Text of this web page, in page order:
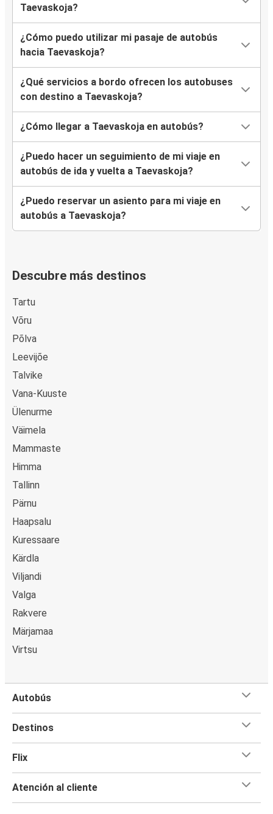
Taevaskoja?
¿Cómo puedo utilizar mi pasaje de autobús
hacia Taevaskoja?
¿Qué servicios a bordo ofrecen los autobuses
con destino a Taevaskoja?
¿Cómo llegar a Taevaskoja en autobús?
¿Puedo hacer un seguimiento de mi viaje en
autobús de ida y vuelta a Taevaskoja?
¿Puedo reservar un asiento para mi viaje en
autobús a Taevaskoja?
Descubre más destinos
Tartu
Võru
Põlva
Leevijõe
Talvike
Vana-Kuuste
Ülenurme
Väimela
Mammaste
Himma
Tallinn
Pärnu
Haapsalu
Kuressaare
Kärdla
Viljandi
Valga
Rakvere
Märjamaa
Virtsu
Autobús
Destinos
Flix
Atención al cliente